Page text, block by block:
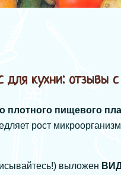
для кухни: отзывы
плотного пищевого
рост
выложен